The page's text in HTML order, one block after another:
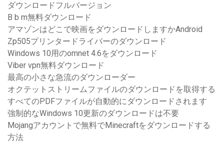
ダウンロードフルバージョン
B b m無料ダウンロード
アマゾンはどこで映画をダウンロードしますかAndroid
Zp505プリンタードライバーのダウンロード
Windows 10用のomnet 4.6をダウンロード
Viber vpn無料ダウンロード
最高の小さな急流のダウンローダー
オクテットストリームファイルのダウンロードを取得する
すべてのPDFファイルが自動的にダウンロードされます
強制的なWindows 10更新のダウンロードは不要
Mojangアカウントで無料でMinecraftをダウンロードする
方法